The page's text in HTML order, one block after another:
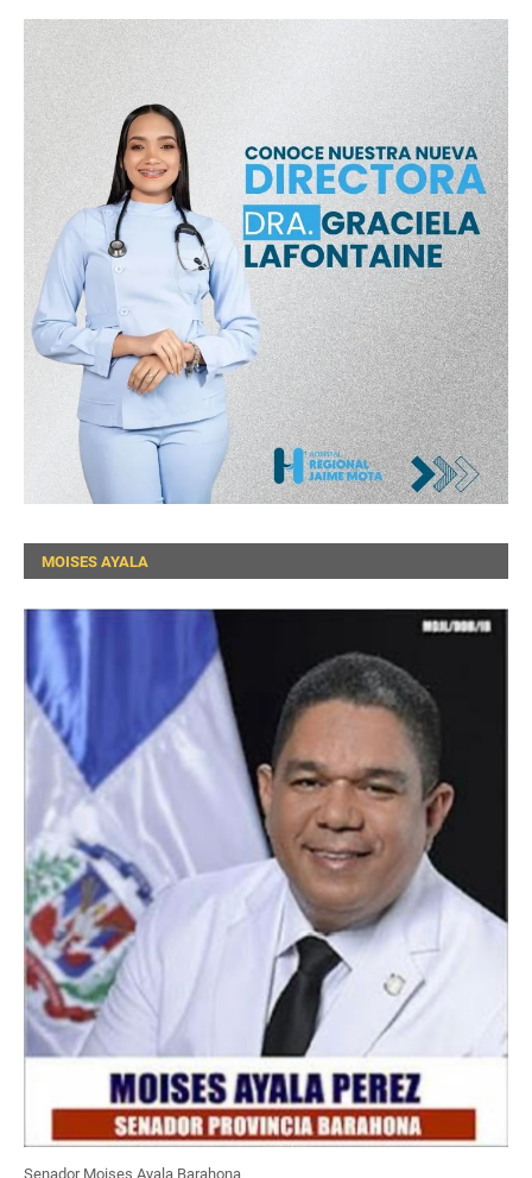
MOISES AYALA
Senador Moises Ayala Barahona